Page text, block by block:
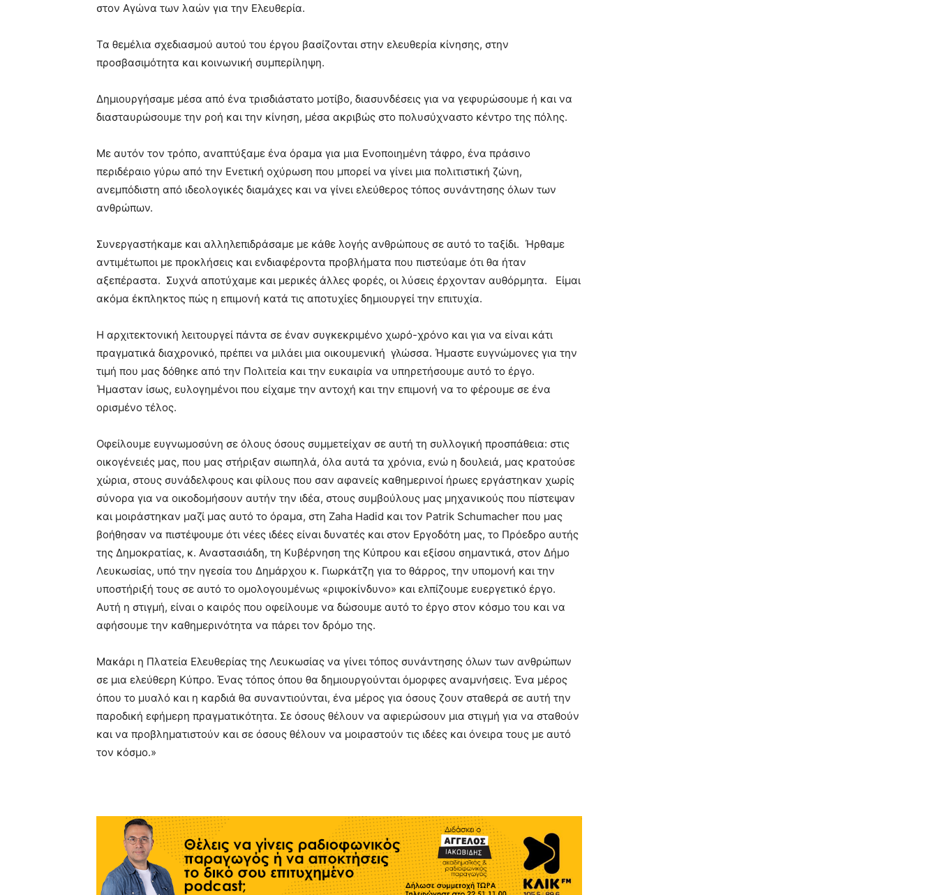
στον Αγώνα των λαών για την Ελευθερία.
Τα θεμέλια σχεδιασμού αυτού του έργου βασίζονται στην ελευθερία κίνησης, στην
προσβασιμότητα και κοινωνική συμπερίληψη.
Δημιουργήσαμε μέσα από ένα τρισδιάστατο μοτίβο, διασυνδέσεις για να γεφυρώσουμε ή και να
διασταυρώσουμε την ροή και την κίνηση, μέσα ακριβώς στο πολυσύχναστο κέντρο της πόλης.
Με αυτόν τον τρόπο, αναπτύξαμε ένα όραμα για μια Ενοποιημένη τάφρο, ένα πράσινο
περιδέραιο γύρω από την Ενετική οχύρωση που μπορεί να γίνει μια πολιτιστική ζώνη,
ανεμπόδιστη από ιδεολογικές διαμάχες και να γίνει ελεύθερος τόπος συνάντησης όλων των
ανθρώπων.
Συνεργαστήκαμε και αλληλεπιδράσαμε με κάθε λογής ανθρώπους σε αυτό το ταξίδι. Ήρθαμε
αντιμέτωποι με προκλήσεις και ενδιαφέροντα προβλήματα που πιστεύαμε ότι θα ήταν
αξεπέραστα. Συχνά αποτύχαμε και μερικές άλλες φορές, οι λύσεις έρχονταν αυθόρμητα. Είμαι
ακόμα έκπληκτος πώς η επιμονή κατά τις αποτυχίες δημιουργεί την επιτυχία.
Η αρχιτεκτονική λειτουργεί πάντα σε έναν συγκεκριμένο χωρό-χρόνο και για να είναι κάτι
πραγματικά διαχρονικό, πρέπει να μιλάει μια οικουμενική γλώσσα. Ήμαστε ευγνώμονες για την
τιμή που μας δόθηκε από την Πολιτεία και την ευκαιρία να υπηρετήσουμε αυτό το έργο.
Ήμασταν ίσως, ευλογημένοι που είχαμε την αντοχή και την επιμονή να το φέρουμε σε ένα
ορισμένο τέλος.
Οφείλουμε ευγνωμοσύνη σε όλους όσους συμμετείχαν σε αυτή τη συλλογική προσπάθεια: στις
οικογένειές μας, που μας στήριξαν σιωπηλά, όλα αυτά τα χρόνια, ενώ η δουλειά, μας κρατούσε
χώρια, στους συνάδελφους και φίλους που σαν αφανείς καθημερινοί ήρωες εργάστηκαν χωρίς
σύνορα για να οικοδομήσουν αυτήν την ιδέα, στους συμβούλους μας μηχανικούς που πίστεψαν
και μοιράστηκαν μαζί μας αυτό το όραμα, στη Zaha Hadid και τον Patrik Schumacher που μας
βοήθησαν να πιστέψουμε ότι νέες ιδέες είναι δυνατές και στον Εργοδότη μας, το Πρόεδρο αυτής
της Δημοκρατίας, κ. Αναστασιάδη, τη Κυβέρνηση της Κύπρου και εξίσου σημαντικά, στον Δήμο
Λευκωσίας, υπό την ηγεσία του Δημάρχου κ. Γιωρκάτζη για το θάρρος, την υπομονή και την
υποστήριξή τους σε αυτό το ομολογουμένως «ριψοκίνδυνο» και ελπίζουμε ευεργετικό έργο.
Αυτή η στιγμή, είναι ο καιρός που οφείλουμε να δώσουμε αυτό το έργο στον κόσμο του και να
αφήσουμε την καθημερινότητα να πάρει τον δρόμο της.
Μακάρι η Πλατεία Ελευθερίας της Λευκωσίας να γίνει τόπος συνάντησης όλων των ανθρώπων
σε μια ελεύθερη Κύπρο. Ένας τόπος όπου θα δημιουργούνται όμορφες αναμνήσεις. Ένα μέρος
όπου το μυαλό και η καρδιά θα συναντιούνται, ένα μέρος για όσους ζουν σταθερά σε αυτή την
παροδική εφήμερη πραγματικότητα. Σε όσους θέλουν να αφιερώσουν μια στιγμή για να σταθούν
και να προβληματιστούν και σε όσους θέλουν να μοιραστούν τις ιδέες και όνειρα τους με αυτό
τον κόσμο.»